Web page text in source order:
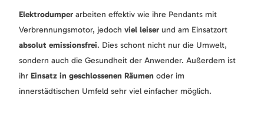
Elektrodumper arbeiten effektiv wie ihre Pendants mit
Verbrennungsmotor, jedoch viel leiser und am Einsatzort
absolut emissionsfrei. Dies schont nicht nur die Umwelt,
sondern auch die Gesundheit der Anwender. Außerdem ist
ihr Einsatz in geschlossenen Räumen oder im
innerstädtischen Umfeld sehr viel einfacher möglich.